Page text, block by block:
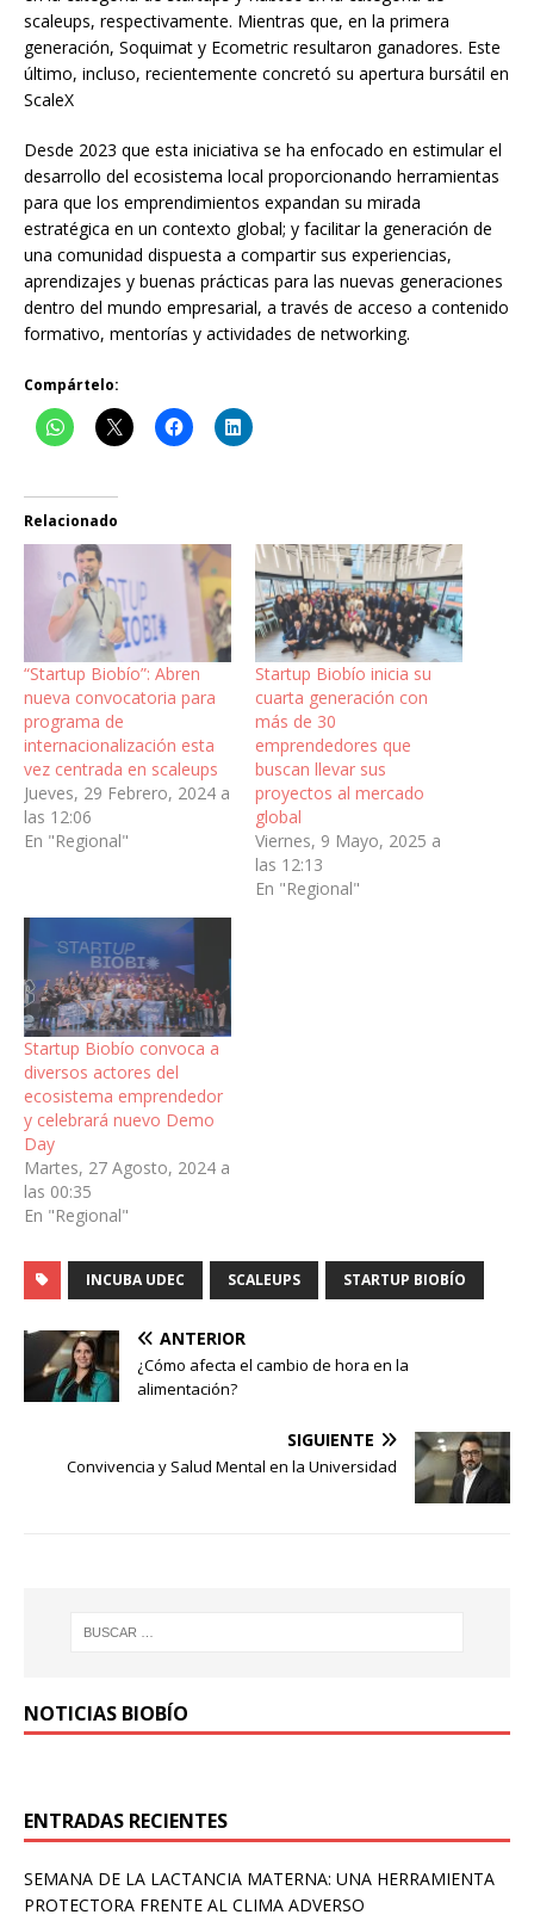
scaleups, respectivamente. Mientras que, en la primera
generación, Soquimat y Ecometric resultaron ganadores. Este
último, incluso, recientemente concretó su apertura bursátil en
ScaleX
Desde 2023 que esta iniciativa se ha enfocado en estimular el
desarrollo del ecosistema local proporcionando herramientas
para que los emprendimientos expandan su mirada
estratégica en un contexto global; y facilitar la generación de
una comunidad dispuesta a compartir sus experiencias,
aprendizajes y buenas prácticas para las nuevas generaciones
dentro del mundo empresarial, a través de acceso a contenido
formativo, mentorías y actividades de networking.
Compártelo:
Relacionado
“Startup Biobío”: Abren
nueva convocatoria para
programa de
internacionalización esta
vez centrada en scaleups
Jueves, 29 Febrero, 2024 a
las 12:06
En "Regional"
Startup Biobío inicia su
cuarta generación con
más de 30
emprendedores que
buscan llevar sus
proyectos al mercado
global
Viernes, 9 Mayo, 2025 a
las 12:13
En "Regional"
Startup Biobío convoca a
diversos actores del
ecosistema emprendedor
y celebrará nuevo Demo
Day
Martes, 27 Agosto, 2024 a
las 00:35
En "Regional"
INCUBA UDEC SCALEUPS STARTUP BIOBÍO
ANTERIOR
¿Cómo afecta el cambio de hora en la
alimentación?
SIGUIENTE
Convivencia y Salud Mental en la Universidad
NOTICIAS BIOBÍO
ENTRADAS RECIENTES
SEMANA DE LA LACTANCIA MATERNA: UNA HERRAMIENTA
PROTECTORA FRENTE AL CLIMA ADVERSO